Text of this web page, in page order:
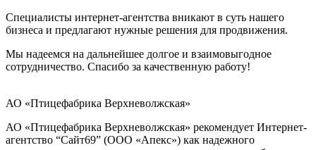
Специалисты интернет-агентства вникают в суть нашего
бизнеса и предлагают нужные решения для продвижения.
Мы надеемся на дальнейшее долгое и взаимовыгодное
сотрудничество. Спасибо за качественную работу!
АО «Птицефабрика Верхневолжская»
АО «Птицефабрика Верхневолжская» рекомендует Интернет-
агентство “Сайт69” (ООО «Апекс») как надежного